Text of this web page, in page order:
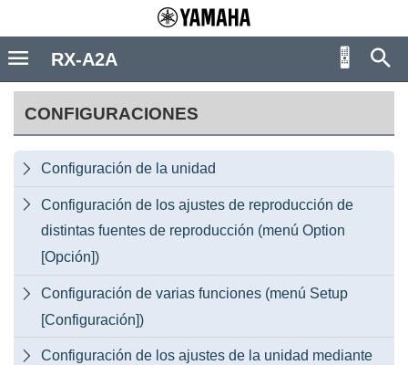
CONFIGURACIONES
 Configuración de la unidad

Configuración de los ajustes de reproducción de
distintas fuentes de reproducción (menú Option
[Opción])

Configuración de varias funciones (menú Setup
[Configuración])

Configuración de los ajustes de la unidad mediante
RX-A2A